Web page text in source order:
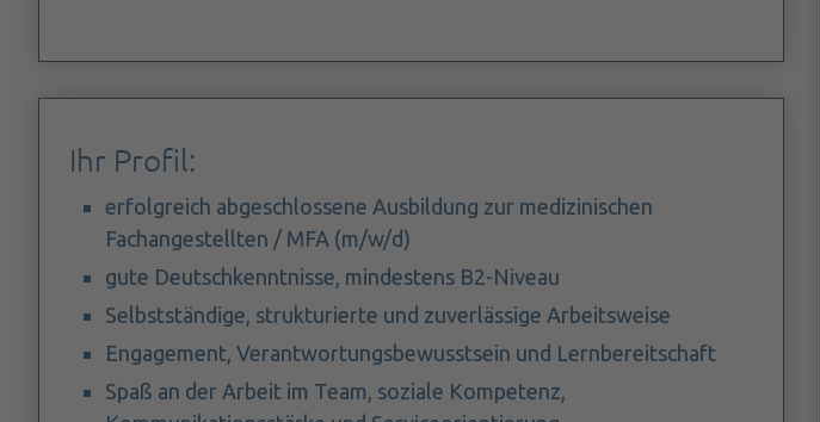
Ihr Profil:
erfolgreich abgeschlossene Ausbildung zur medizinischen
Fachangestellten / MFA (m/w/d)
gute Deutschkenntnisse, mindestens B2-Niveau
Selbstständige, strukturierte und zuverlässige Arbeitsweise
Engagement, Verantwortungsbewusstsein und Lernbereitschaft
Spaß an der Arbeit im Team, soziale Kompetenz,